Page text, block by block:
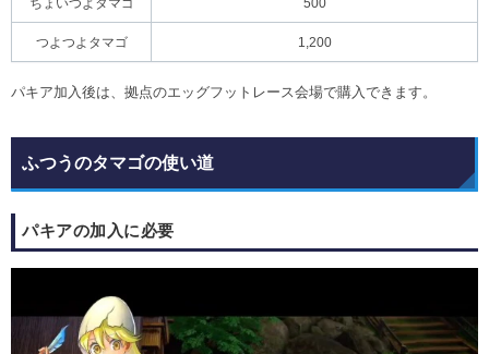
ちょいつよタマゴ 500
つよつよタマゴ 1,200
パキア加入後は、拠点のエッグフットレース会場で購入できます。
ふつうのタマゴの使い道
パキアの加入に必要